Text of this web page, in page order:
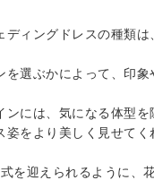
ディングドレスの種類
を選ぶかによって、印
ンには、気になる体型
姿をより美しく見せてく
を迎えられるように、